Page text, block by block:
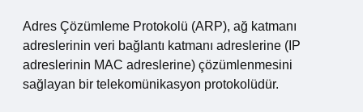
Adres Çözümleme Protokolü (ARP), ağ katmanı
adreslerinin veri bağlantı katmanı adreslerine (IP
adreslerinin MAC adreslerine) çözümlenmesini
sağlayan bir telekomünikasyon protokolüdür.